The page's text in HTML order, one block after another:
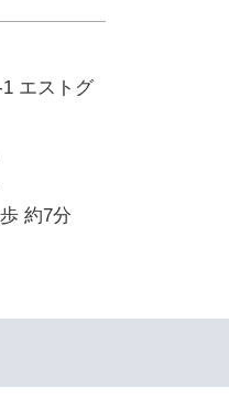
エストグ
約7分